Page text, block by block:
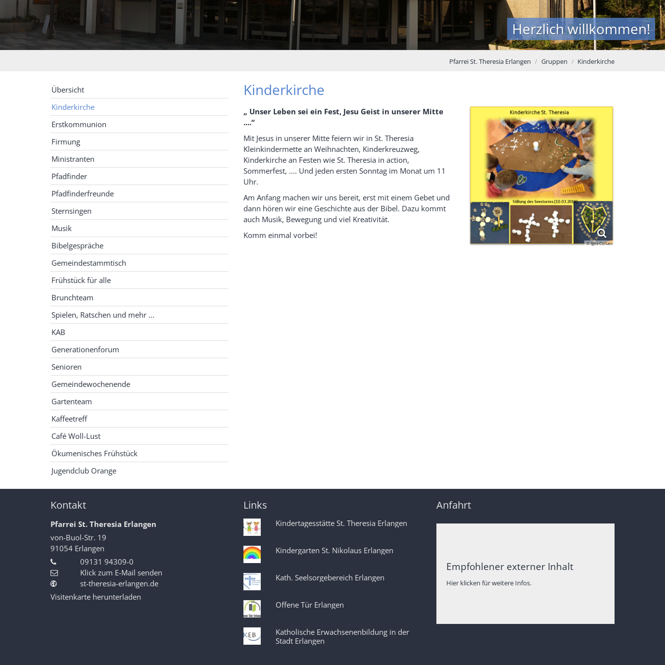
Herzlich willkommen!
Pfarrei St. Theresia Erlangen Gruppen Kinderkirche
Kinderkirche
© Igea Cortani
„ Unser Leben sei ein Fest, Jesu Geist in unserer Mitte
....“
Mit Jesus in unserer Mitte feiern wir in St. Theresia
Kleinkindermette an Weihnachten, Kinderkreuzweg,
Kinderkirche an Festen wie St. Theresia in action,
Sommerfest, .... Und jeden ersten Sonntag im Monat um 11
Uhr.
Am Anfang machen wir uns bereit, erst mit einem Gebet und
dann hören wir eine Geschichte aus der Bibel. Dazu kommt
auch Musik, Bewegung und viel Kreativität.
Komm einmal vorbei!
Übersicht
Kinderkirche
Erstkommunion
Firmung
Ministranten
Pfadfinder
Pfadfinderfreunde
Sternsingen
Musik
Bibelgespräche
Gemeindestammtisch
Frühstück für alle
Brunchteam
Spielen, Ratschen und mehr ...
KAB
Generationenforum
Senioren
Gemeindewochenende
Gartenteam
Kaffeetreff
Café Woll-Lust
Ökumenisches Frühstück
Jugendclub Orange
Kontakt
Pfarrei St. Theresia Erlangen
von-Buol-Str. 19
91054 Erlangen
09131 94309-0
Klick zum E-Mail senden
st-theresia-erlangen.de
Visitenkarte herunterladen
Links
Kindertagesstätte St. Theresia Erlangen
Kindergarten St. Nikolaus Erlangen
Kath. Seelsorgebereich Erlangen
Offene Tür Erlangen
Katholische Erwachsenenbildung in der
Stadt Erlangen
Anfahrt
Empfohlener externer Inhalt
Hier klicken für weitere Infos.